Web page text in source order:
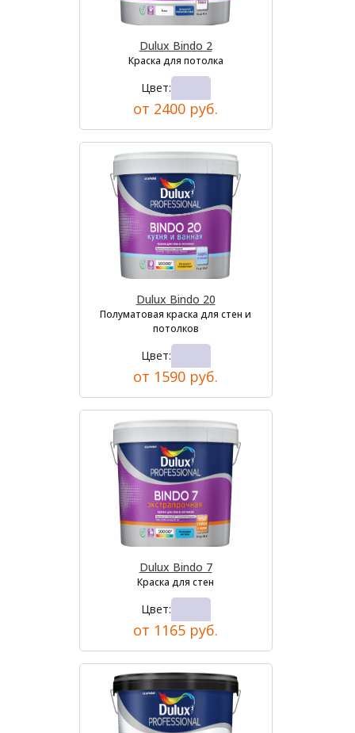
Dulux Bindo 2
Краска для потолка
Цвет:
от 2400 руб.
Dulux Bindo 20
Полуматовая краска для стен и
потолков
Цвет:
от 1590 руб.
Dulux Bindo 7
Краска для стен
Цвет:
от 1165 руб.